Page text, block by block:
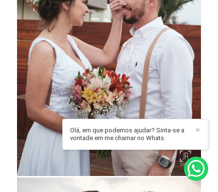
✕
Olá, em que podemos ajudar? Sinta-se a
vontade em me chamar no Whats.